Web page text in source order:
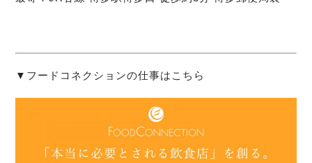
▼フードコネクションの仕事はこちら